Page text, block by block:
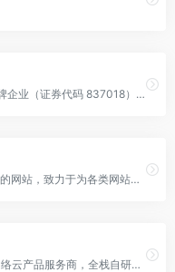
帝恩思是 2012 年成立的新三板挂牌企业（证券代码 837018），致力成为全球知名数字安全综合服务商。帝恩思通过创新技术打造数字资产安全产品、应用安全监测和域名安全服务，保护在线业务免受网络威胁。优势包括数字资产安全服务、应用安全监测服务、域名安全服务，公司服务团队为众多企业提供数字安全解决方案。
DNSPod是国内提供智能DNS产品的网站，致力于为各类网站提供高质量的电信、网通、教育网双线或者三线智能DNS免费解析。目前DNSPod已经是国内最大的免费DNS解析产品提供商
DNS.LA-综合网络服务提供商，网络云产品服务商，全栈自研智能dns云解析产品，完全自主知识产权，涵盖智能DNS解析、SSL证书、域名注册、DNS加速等产品服务，安全、高效、简单易用的网络服务与产品平台。